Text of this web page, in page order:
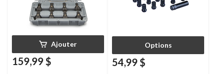
Ajouter
159,99 $
Options
54,99 $